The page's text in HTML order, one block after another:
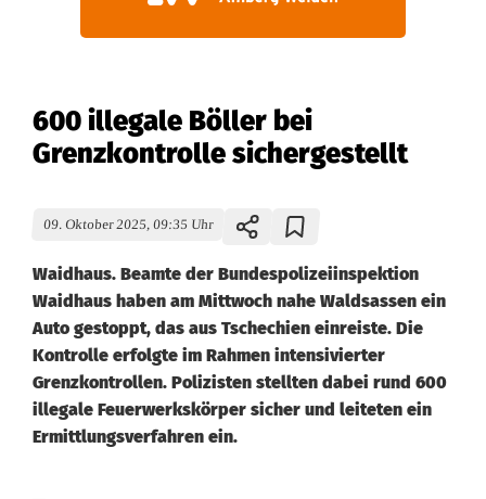
600 illegale Böller bei
Grenzkontrolle sichergestellt
09. Oktober 2025, 09:35 Uhr
Waidhaus. Beamte der Bundespolizeiinspektion
Waidhaus haben am Mittwoch nahe Waldsassen ein
Auto gestoppt, das aus Tschechien einreiste. Die
Kontrolle erfolgte im Rahmen intensivierter
Grenzkontrollen. Polizisten stellten dabei rund 600
illegale Feuerwerkskörper sicher und leiteten ein
Ermittlungsverfahren ein.